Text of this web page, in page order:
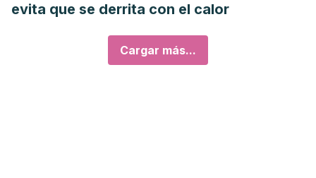
evita que se derrita con el calor
Cargar más...